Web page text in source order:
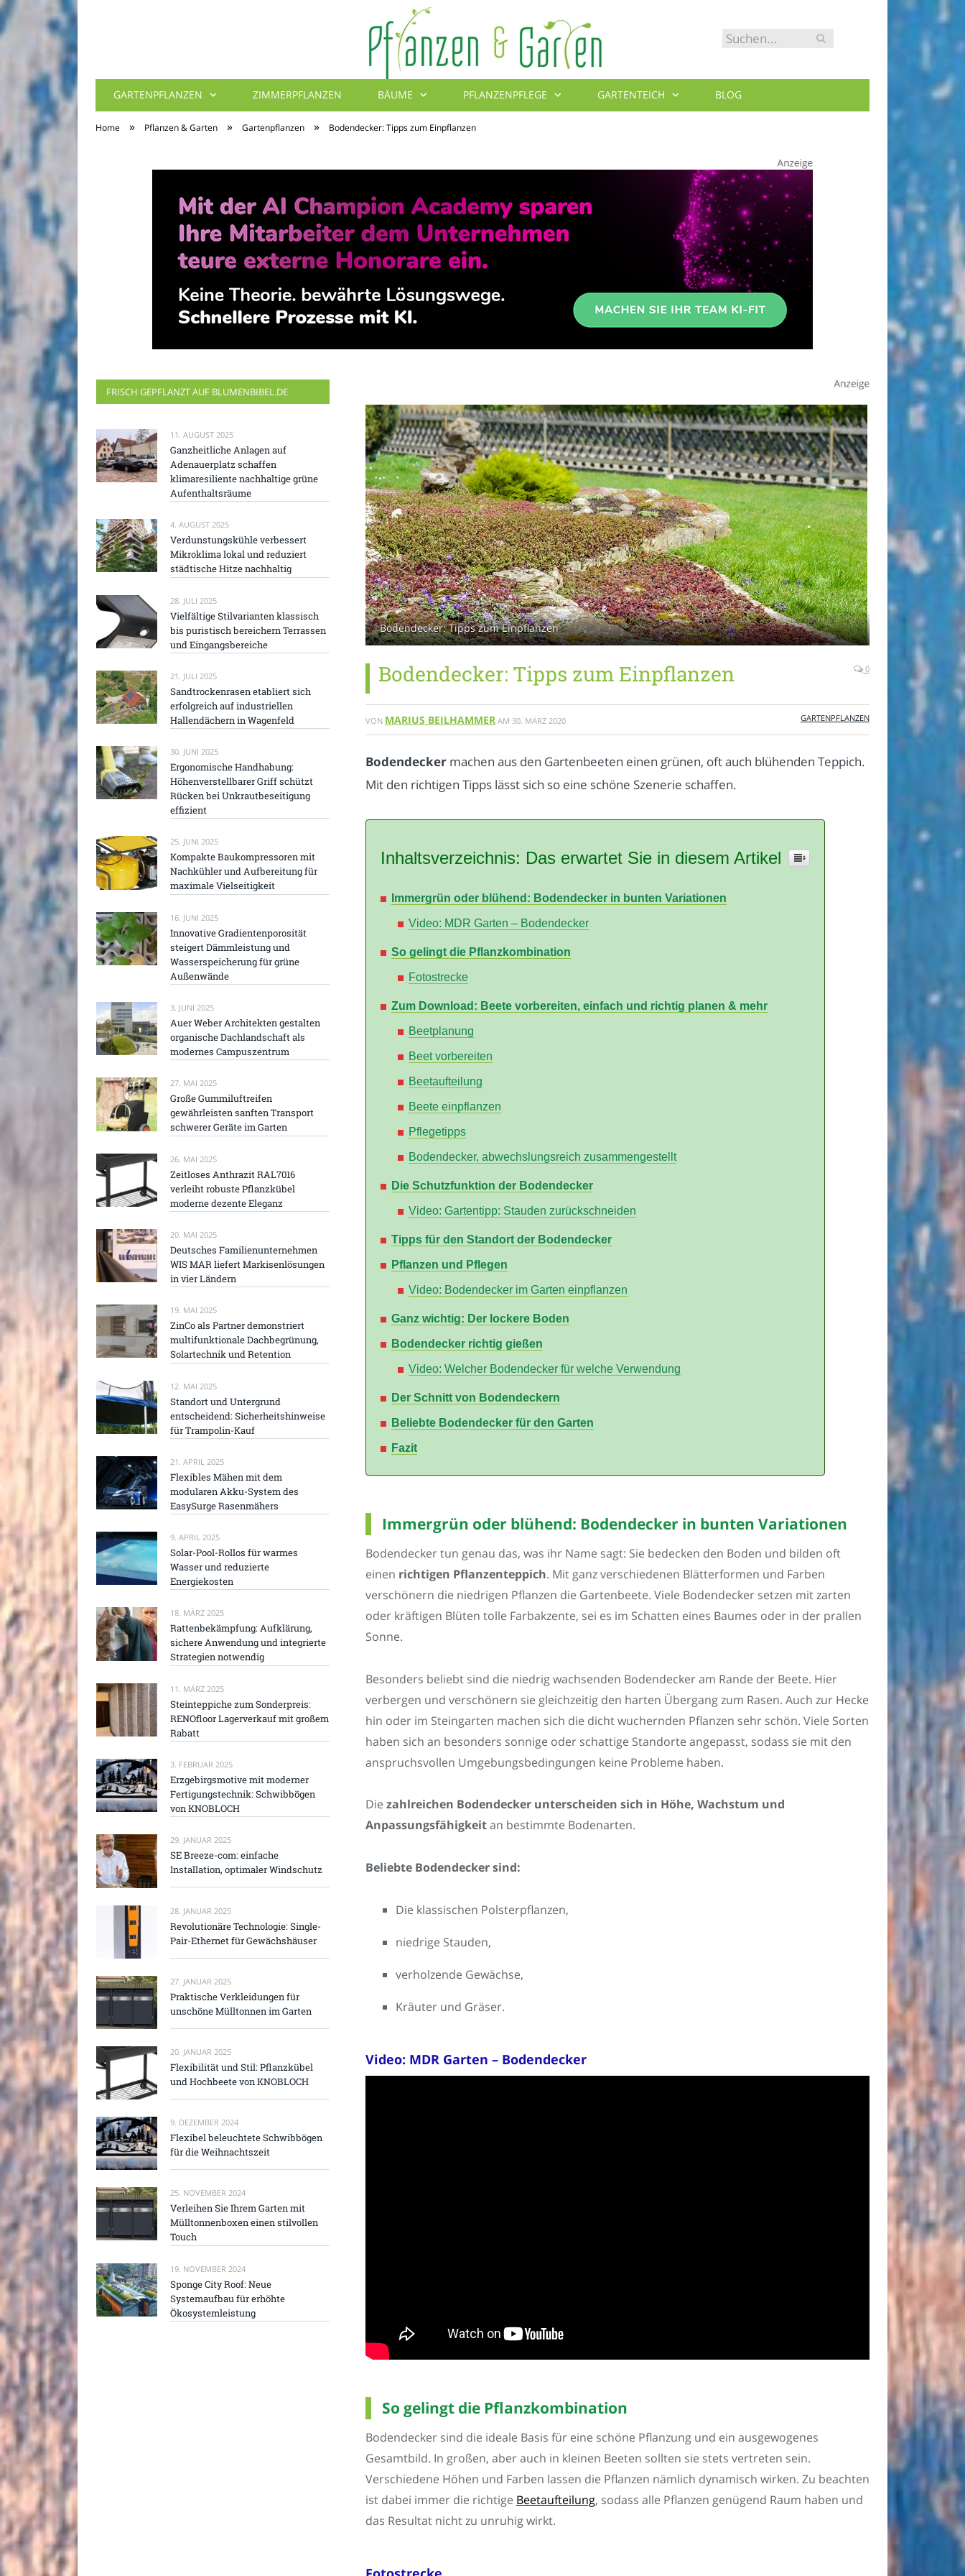
Blumenbibel
GARTENPFLANZEN ZIMMERPFLANZEN BÄUME PFLANZENPFLEGE GARTENTEICH BLOG
Home » Pflanzen & Garten » Gartenpflanzen » Bodendecker: Tipps zum Einpflanzen
Bodendecker: Tipps zum Einpflanzen
Bodendecker: Tipps zum Einpflanzen 0
VON MARIUS BEILHAMMER AM 30. MÄRZ 2020 GARTENPFLANZEN
Bodendecker machen aus den Gartenbeeten einen grünen, oft auch blühenden Teppich.
Mit den richtigen Tipps lässt sich so eine schöne Szenerie schaffen.
Inhaltsverzeichnis: Das erwartet Sie in diesem Artikel
Immergrün oder blühend: Bodendecker in bunten Variationen
Video: MDR Garten – Bodendecker
So gelingt die Pflanzkombination
Fotostrecke
Zum Download: Beete vorbereiten, einfach und richtig planen & mehr
Beetplanung
Beet vorbereiten
Beetaufteilung
Beete einpflanzen
Pflegetipps
Bodendecker, abwechslungsreich zusammengestellt
Die Schutzfunktion der Bodendecker
Video: Gartentipp: Stauden zurückschneiden
Tipps für den Standort der Bodendecker
Pflanzen und Pflegen
Video: Bodendecker im Garten einpflanzen
Ganz wichtig: Der lockere Boden
Bodendecker richtig gießen
Video: Welcher Bodendecker für welche Verwendung
Der Schnitt von Bodendeckern
Beliebte Bodendecker für den Garten
Fazit
Immergrün oder blühend: Bodendecker in bunten Variationen
Bodendecker tun genau das, was ihr Name sagt: Sie bedecken den Boden und bilden oft
einen richtigen Pflanzenteppich. Mit ganz verschiedenen Blätterformen und Farben
verschönern die niedrigen Pflanzen die Gartenbeete. Viele Bodendecker setzen mit zarten
oder kräftigen Blüten tolle Farbakzente, sei es im Schatten eines Baumes oder in der prallen
Sonne.
Besonders beliebt sind die niedrig wachsenden Bodendecker am Rande der Beete. Hier
verbergen und verschönern sie gleichzeitig den harten Übergang zum Rasen. Auch zur Hecke
hin oder im Steingarten machen sich die dicht wuchernden Pflanzen sehr schön. Viele Sorten
haben sich an besonders sonnige oder schattige Standorte angepasst, sodass sie mit den
anspruchsvollen Umgebungsbedingungen keine Probleme haben.
Die zahlreichen Bodendecker unterscheiden sich in Höhe, Wachstum und
Anpassungsfähigkeitan bestimmte Bodenarten.
Beliebte Bodendecker sind:
Die klassischen Polsterpflanzen,
niedrige Stauden,
verholzende Gewächse,
Kräuter und Gräser.
Video: MDR Garten – Bodendecker
So gelingt die Pflanzkombination
Bodendecker sind die ideale Basis für eine schöne Pflanzung und ein ausgewogenes
Gesamtbild. In großen, aber auch in kleinen Beeten sollten sie stets vertreten sein.
Verschiedene Höhen und Farben lassen die Pflanzen nämlich dynamisch wirken. Zu beachten
ist dabei immer die richtige Beetaufteilung, sodass alle Pflanzen genügend Raum haben und
das Resultat nicht zu unruhig wirkt.
FRISCH GEPFLANZT AUF BLUMENBIBEL.DE
11. AUGUST 2025
Ganzheitliche Anlagen auf
Adenauerplatz schaffen
klimaresiliente nachhaltige grüne
Aufenthaltsräume
4. AUGUST 2025
Verdunstungskühle verbessert
Mikroklima lokal und reduziert
städtische Hitze nachhaltig
28. JULI 2025
Vielfältige Stilvarianten klassisch
bis puristisch bereichern Terrassen
und Eingangsbereiche
21. JULI 2025
Sandtrockenrasen etabliert sich
erfolgreich auf industriellen
Hallendächern in Wagenfeld
30. JUNI 2025
Ergonomische Handhabung:
Höhenverstellbarer Griff schützt
Rücken bei Unkrautbeseitigung
effizient
25. JUNI 2025
Kompakte Baukompressoren mit
Nachkühler und Aufbereitung für
maximale Vielseitigkeit
16. JUNI 2025
Innovative Gradientenporosität
steigert Dämmleistung und
Wasserspeicherung für grüne
Außenwände
3. JUNI 2025
Auer Weber Architekten gestalten
organische Dachlandschaft als
modernes Campuszentrum
27. MAI 2025
Große Gummiluftreifen
gewährleisten sanften Transport
schwerer Geräte im Garten
26. MAI 2025
Zeitloses Anthrazit RAL7016
verleiht robuste Pflanzkübel
moderne dezente Eleganz
20. MAI 2025
Deutsches Familienunternehmen
WIS MAR liefert Markisenlösungen
in vier Ländern
19. MAI 2025
ZinCo als Partner demonstriert
multifunktionale Dachbegrünung,
Solartechnik und Retention
12. MAI 2025
Standort und Untergrund
entscheidend: Sicherheitshinweise
für Trampolin-Kauf
21. APRIL 2025
Flexibles Mähen mit dem
modularen Akku-System des
EasySurge Rasenmähers
9. APRIL 2025
Solar-Pool-Rollos für warmes
Wasser und reduzierte
Energiekosten
18. MÄRZ 2025
Rattenbekämpfung: Aufklärung,
sichere Anwendung und integrierte
Strategien notwendig
11. MÄRZ 2025
Steinteppiche zum Sonderpreis:
RENOfloor Lagerverkauf mit großem
Rabatt
3. FEBRUAR 2025
Erzgebirgsmotive mit moderner
Fertigungstechnik: Schwibbögen
von KNOBLOCH
29. JANUAR 2025
SE Breeze-com: einfache
Installation, optimaler Windschutz
28. JANUAR 2025
Revolutionäre Technologie: Single-
Pair-Ethernet für Gewächshäuser
27. JANUAR 2025
Praktische Verkleidungen für
unschöne Mülltonnen im Garten
20. JANUAR 2025
Flexibilität und Stil: Pflanzkübel
und Hochbeete von KNOBLOCH
9. DEZEMBER 2024
Flexibel beleuchtete Schwibbögen
für die Weihnachtszeit
25. NOVEMBER 2024
Verleihen Sie Ihrem Garten mit
Mülltonnenboxen einen stilvollen
Touch
19. NOVEMBER 2024
Sponge City Roof: Neue
Systemaufbau für erhöhte
Ökosystemleistung